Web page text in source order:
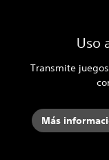
Uso
Transmite
Más